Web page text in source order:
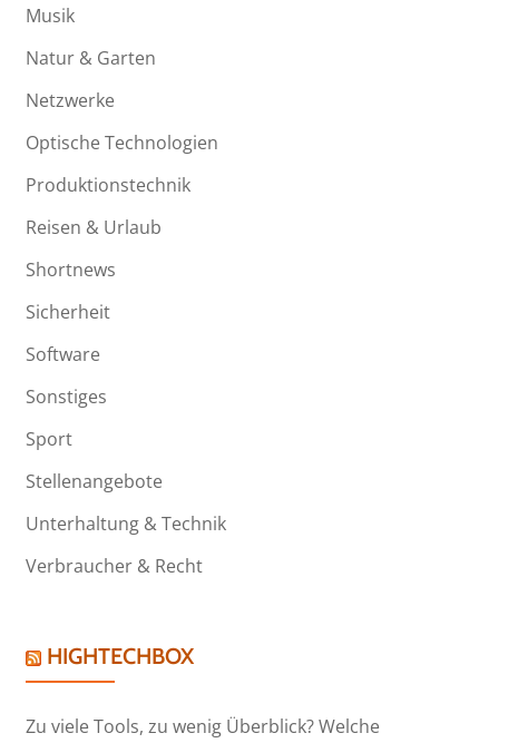
Musik
Natur & Garten
Netzwerke
Optische Technologien
Produktionstechnik
Reisen & Urlaub
Shortnews
Sicherheit
Software
Sonstiges
Sport
Stellenangebote
Unterhaltung & Technik
Verbraucher & Recht
HIGHTECHBOX
Zu viele Tools, zu wenig Überblick? Welche